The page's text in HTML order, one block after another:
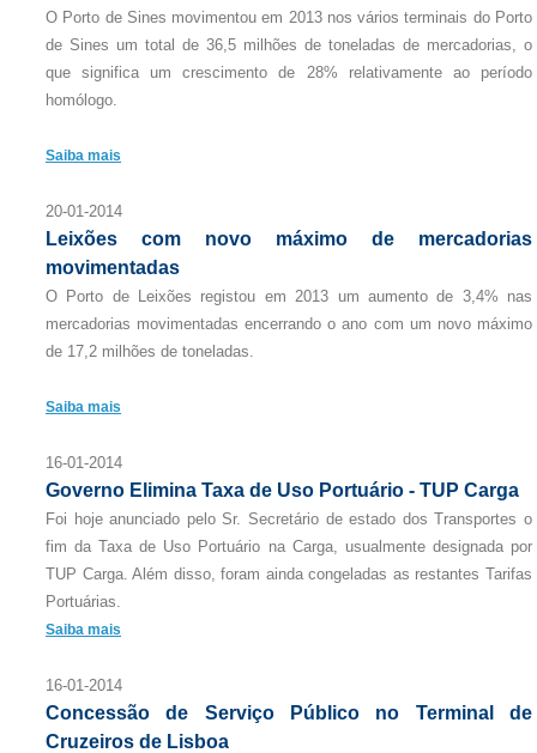
O Porto de Sines movimentou em 2013 nos vários terminais do Porto
de Sines um total de 36,5 milhões de toneladas de mercadorias, o
que significa um crescimento de 28% relativamente ao período
homólogo.
Saiba mais
20-01-2014
Leixões com novo máximo de mercadorias
movimentadas
O Porto de Leixões registou em 2013 um aumento de 3,4% nas
mercadorias movimentadas encerrando o ano com um novo máximo
de 17,2 milhões de toneladas.
Saiba mais
16-01-2014
Governo Elimina Taxa de Uso Portuário - TUP Carga
Foi hoje anunciado pelo Sr. Secretário de estado dos Transportes o
fim da Taxa de Uso Portuário na Carga, usualmente designada por
TUP Carga. Além disso, foram ainda congeladas as restantes Tarifas
Portuárias.
Saiba mais
16-01-2014
Concessão de Serviço Público no Terminal de
Cruzeiros de Lisboa